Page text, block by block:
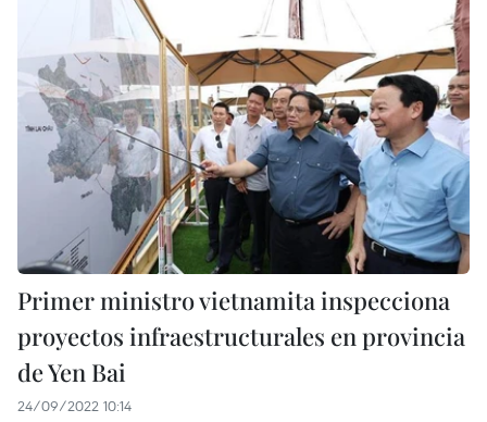
Primer ministro vietnamita inspecciona
proyectos infraestructurales en provincia
de Yen Bai
24/09/2022 10:14